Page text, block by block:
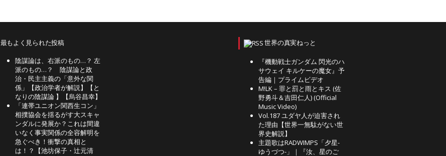
最もよく見られた投稿
陰謀論は、右派のもの…？ 左
派のもの…？ 陰謀論と政
治・民主主義の「意外な関
係」【政治学者が解説】【と
なりの陰謀論 】【烏谷昌幸】
「連帯ユニオン関西生コン」
相撲協会を揺るがす大スキャ
ンダルに発展か？これは間違
いなく事実関係の全容解明を
急ぐべき！衝撃の真相と
は！？【池坊保子・辻元清
世界の真実ねっと
『機動戦士ガンダム 閃光のハ
サウェイ キルケーの魔女』予
告編｜プライムビデオ
M!LK – 罪と罰と雨とキス (佐
野勇斗＆吉田仁人) (Official
Music Video)
Vol.187 ユダヤ人が迫害され
た理由【世界一無駄がない世
界史解説】
主題歌はRADWIMPS「夕星-
ゆうづつ-」｜『汝、星のご